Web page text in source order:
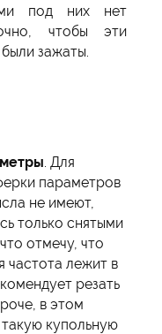
под них нет
чтобы эти
зажаты.
. Для
параметров
не имеют,
только снятыми
отмечу, что
частота лежит в
резать
в этом
купольную